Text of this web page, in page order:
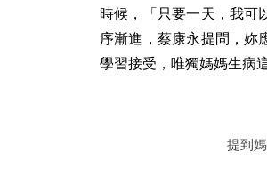
時候，「只要一天，我可
序漸進，蔡康永提問，妳
學習接受，唯獨媽媽生病
提到